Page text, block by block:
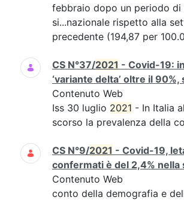
febbraio dopo un periodo di
si...nazionale rispetto alla
precedente (194,87 per
CS N°37/2021 - Covid-19:
‘variante delta’ oltre il
Contenuto Web
Iss 30 luglio 2021 - In Italia
scorso la prevalenza della
CS N°9/2021 - Covid-19,
confermati è del 2,4% nella
Contenuto Web
conto della demografia e